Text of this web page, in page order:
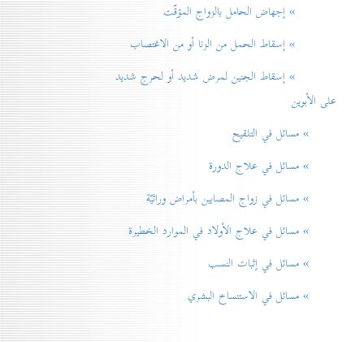
» إجهاض الحامل بالزواج المؤقّت
» إسقاط الحمل من الزنا أو من الاغتصاب
» إسقاط الجنين لمرض شديد أو لحرج شديد
على الأبوين
» مسائل في التلقيح
» مسائل في علاج الدورة
» مسائل في زواج المصابين بأمراض وراثيّة
» مسائل في علاج الأولاد في الموارد الخطيرة
» مسائل في إثبات النسب
» مسائل في الاستنساخ البشري